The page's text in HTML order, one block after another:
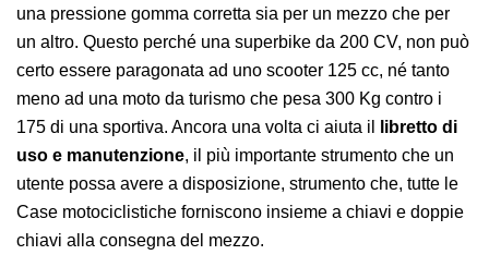
una pressione gomma corretta sia per un mezzo che per
un altro. Questo perché una superbike da 200 CV, non può
certo essere paragonata ad uno scooter 125 cc, né tanto
meno ad una moto da turismo che pesa 300 Kg contro i
175 di una sportiva. Ancora una volta ci aiuta il
libretto di
uso e manutenzione, il più importante strumento che un
utente possa avere a disposizione, strumento che, tutte le
Case motociclistiche forniscono insieme a chiavi e doppie
chiavi alla consegna del mezzo.